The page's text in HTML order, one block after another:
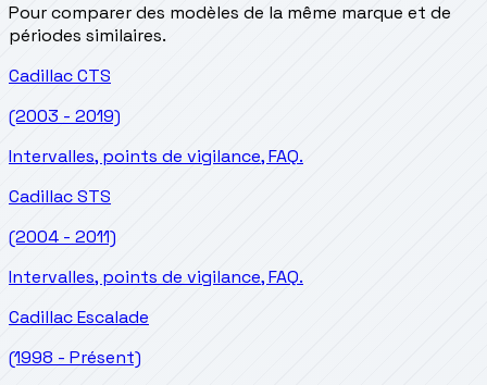
Pour comparer des modèles de la même marque et de
périodes similaires.
CadillacCTS
(2003 - 2019)
Intervalles, points de vigilance, FAQ.
CadillacSTS
(2004 - 2011)
Intervalles, points de vigilance, FAQ.
CadillacEscalade
(1998 - Présent)